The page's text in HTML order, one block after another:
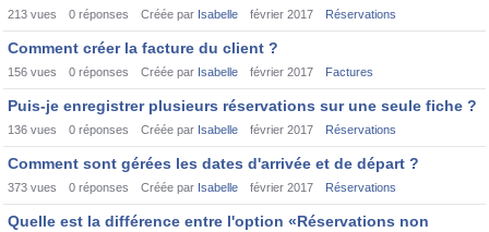
213 vues 0 réponses Créée par Isabelle février 2017 Réservations
Comment créer la facture du client ?
156 vues 0 réponses Créée par Isabelle février 2017 Factures
Puis-je enregistrer plusieurs réservations sur une seule fiche ?
136 vues 0 réponses Créée par Isabelle février 2017 Réservations
Comment sont gérées les dates d'arrivée et de départ ?
373 vues 0 réponses Créée par Isabelle février 2017 Réservations
Quelle est la différence entre l'option «Réservations non